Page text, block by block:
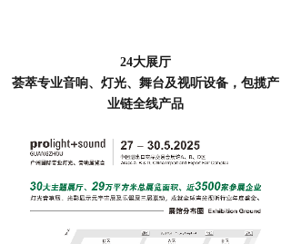
24大展厅
荟萃专业音响、灯光、舞台及视听设备，包揽产
业链全线产品